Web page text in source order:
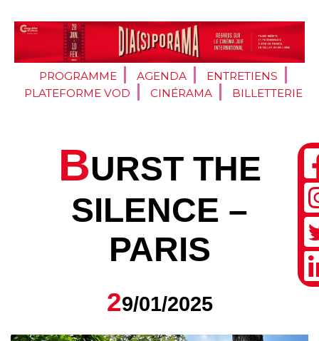
PROGRAMME AGENDA
ENTRETIENS
PLATEFORME VOD
CINÉRAMA BILLETTERIE
BURST THE
SILENCE –
PARIS
29/01/2025